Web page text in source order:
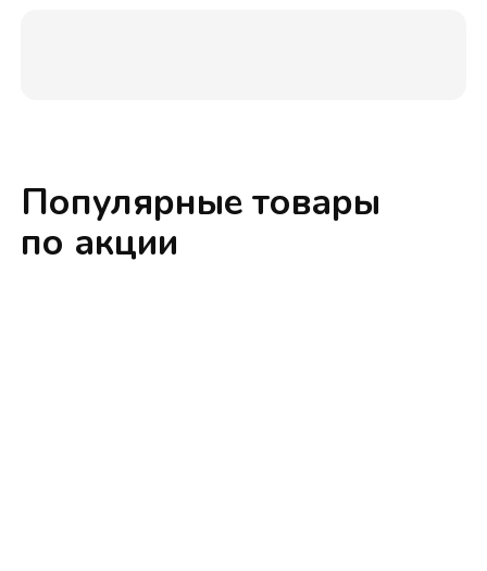
Популярные товары
по акции